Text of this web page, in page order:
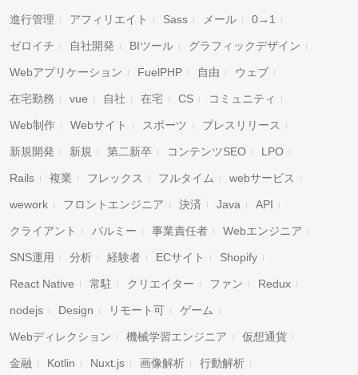
進行管理 アフィリエイト Sass メール 0→1
ゼロイチ 自社開発 BIツール グラフィックデザイン
Webアプリケーション FuelPHP 自由 ウェブ
在宅勤務 vue 自社 在宅 CS コミュニティ
Web制作 Webサイト スポーツ プレスリリース
新規開発 新規 第二新卒 コンテンツSEO LPO
Rails 複業 フレックス フルタイム webサービス
wework フロントエンジニア 決済 Java API
クライアント パルミー 事業責任者 Webエンジニア
SNS運用 分析 経験者 ECサイト Shopify
React Native 常駐 クリエイター ファン Redux
nodejs Design リモート可 ゲーム
Webディレクション 機械学習エンジニア 仮想通貨
金融 Kotlin Nuxt.js 画像解析 行動解析